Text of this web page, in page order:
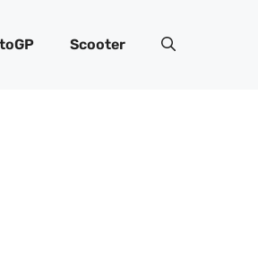
Scooter